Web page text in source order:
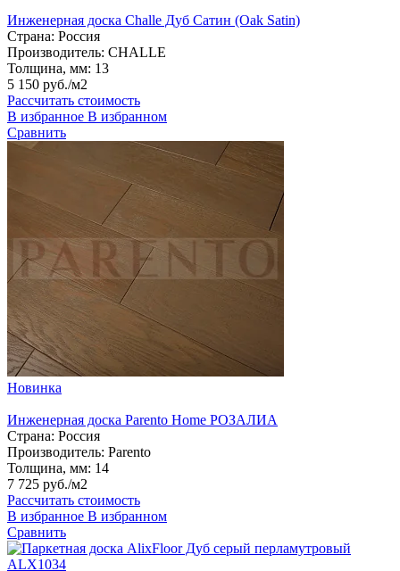
Инженерная доска Challe Дуб Сатин (Oak Satin)
Страна: Россия
Производитель: CHALLE
Толщина, мм: 13
5 150 руб./м2
Рассчитать стоимость
В избранное В избранном
Сравнить
Новинка
Инженерная доска Parento Home РОЗАЛИА
Страна: Россия
Производитель: Parento
Толщина, мм: 14
7 725 руб./м2
Рассчитать стоимость
В избранное В избранном
Сравнить